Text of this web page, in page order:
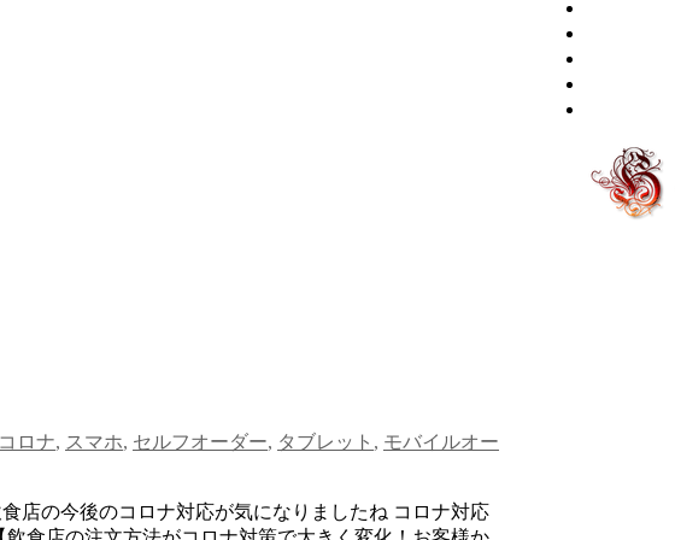
コロナ, スマホ, セルフオーダー, タブレット , モバイルオー
店の今後のコロナ対応が気になりましたね コロナ対応